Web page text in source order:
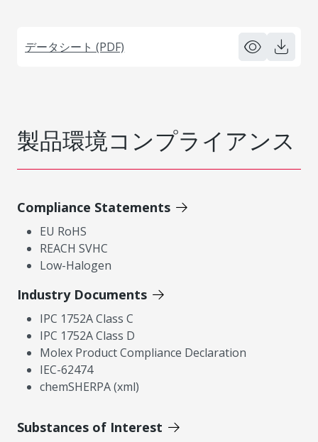
データシート (PDF)
製品環境コンプライアンス
Compliance Statements
EU RoHS
REACH SVHC
Low-Halogen
Industry Documents
IPC 1752A Class C
IPC 1752A Class D
Molex Product Compliance Declaration
IEC-62474
chemSHERPA (xml)
Substances of Interest